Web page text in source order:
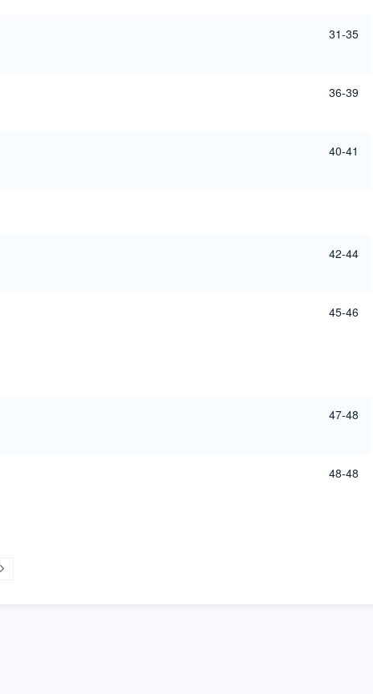
31-35
36-39
40-41
42-44
45-46
47-48
48-48